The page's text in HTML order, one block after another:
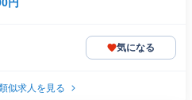
気になる
似求人を見る